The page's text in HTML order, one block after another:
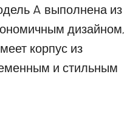
A выполнена из
дизайном,
корпус из
и стильным